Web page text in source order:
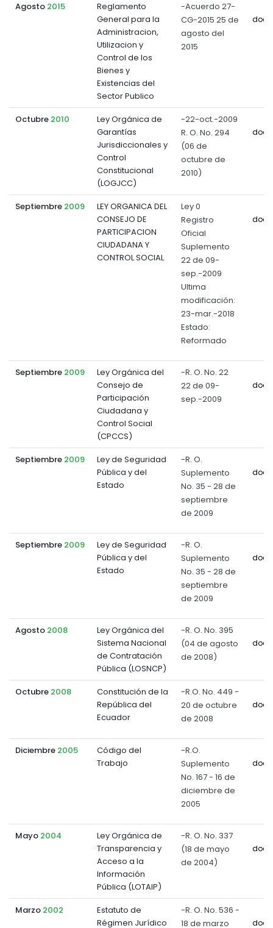
Agosto 2015
Reglamento
General para la
Administracion,
Utilizacion y
Control de los
Bienes y
Existencias del
Sector Publico
-Acuerdo 27-
CG-2015 25 de
agosto del
2015
Octubre 2010
Ley Orgánica de
Garantías
Jurisdiccionales y
Control
Constitucional
(LOGJCC)
-22-oct.-2009
R. O. No. 294
(06 de
octubre de
2010)
Septiembre 2009
LEY ORGANICA DEL
CONSEJO DE
PARTICIPACION
CIUDADANA Y
CONTROL SOCIAL
Ley 0
Registro
Oficial
Suplemento
22 de 09-
sep.-2009
Ultima
modificación:
23-mar.-2018
Estado:
Reformado
Septiembre 2009
Ley Orgánica del
Consejo de
Participación
Ciudadana y
Control Social
(CPCCS)
-R. O. No. 22
22 de 09-
sep.-2009
Septiembre 2009
Ley de Seguridad
Pública y del
Estado
-R. O.
Suplemento
No. 35 - 28 de
septiembre
de 2009
Septiembre 2009
Ley de Seguridad
Pública y del
Estado
-R. O.
Suplemento
No. 35 - 28 de
septiembre
de 2009
Agosto 2008
Ley Orgánica del
Sistema Nacional
de Contratación
Pública (LOSNCP)
-R. O. No. 395
(04 de agosto
de 2008)
Octubre 2008
Constitución de la
República del
Ecuador
-R.O. No. 449 -
20 de octubre
de 2008
Diciembre 2005
Código del
Trabajo
-R.O.
Suplemento
No. 167 - 16 de
diciembre de
2005
Mayo 2004
Ley Orgánica de
Transparencia y
Acceso a la
Información
Pública (LOTAIP)
-R. O. No. 337
(18 de mayo
de 2004)
Marzo 2002
Estatuto de
Régimen Jurídico
-R. O. No. 536 -
18 de marzo